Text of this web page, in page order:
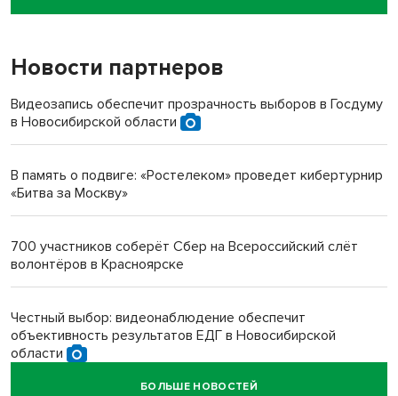
пенсионерки на вокзале
«Мы живём на пастбище!»: в новосибирском селе лошади
терроризируют жителей
Инвалид получил условный срок за избиение врачей
Новости партнеров
Видеозапись обеспечит прозрачность выборов в Госдуму
в Новосибирской области
В память о подвиге: «Ростелеком» проведет кибертурнир
«Битва за Москву»
700 участников соберёт Сбер на Всероссийский слёт
волонтёров в Красноярске
Честный выбор: видеонаблюдение обеспечит
объективность результатов ЕДГ в Новосибирской
области
БОЛЬШЕ НОВОСТЕЙ